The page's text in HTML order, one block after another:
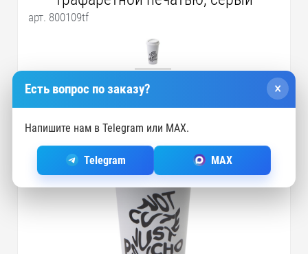
арт. 800109tf
Есть вопрос по заказу? ×
Напишите нам в Telegram или MAX.
Telegram MAX